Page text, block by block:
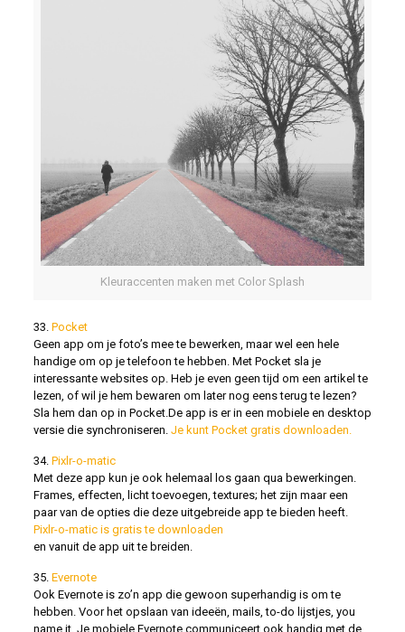
Kleuraccenten maken met Color Splash
33. Pocket
Geen app om je foto’s mee te bewerken, maar wel een hele
handige om op je telefoon te hebben. Met Pocket sla je
interessante websites op. Heb je even geen tijd om een artikel te
lezen, of wil je hem bewaren om later nog eens terug te lezen?
Sla hem dan op in Pocket.De app is er in een mobiele en desktop
versie die synchroniseren. Je kunt Pocket gratis downloaden.
34. Pixlr-o-matic
Met deze app kun je ook helemaal los gaan qua bewerkingen.
Frames, effecten, licht toevoegen, textures; het zijn maar een
paar van de opties die deze uitgebreide app te bieden heeft.
Pixlr-o-matic is gratis te downloaden
en vanuit de app uit te breiden.
35. Evernote
Ook Evernote is zo’n app die gewoon superhandig is om te
hebben. Voor het opslaan van ideeën, mails, to-do lijstjes, you
name it. Je mobiele Evernote communiceert ook handig met de